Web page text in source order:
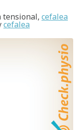
tensional, cefalea
cefalea